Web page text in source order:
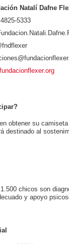
Natalí Dafne
5333
obtener su
destinado al
chicos son
y apoyo